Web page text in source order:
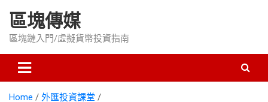
content
區塊傳媒
區塊鏈入門/虛擬貨幣投資指南
Home
外匯投資課堂